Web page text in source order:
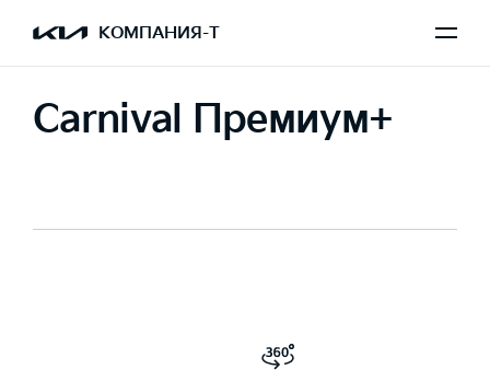
КОМПАНИЯ-Т
Carnival Премиум+